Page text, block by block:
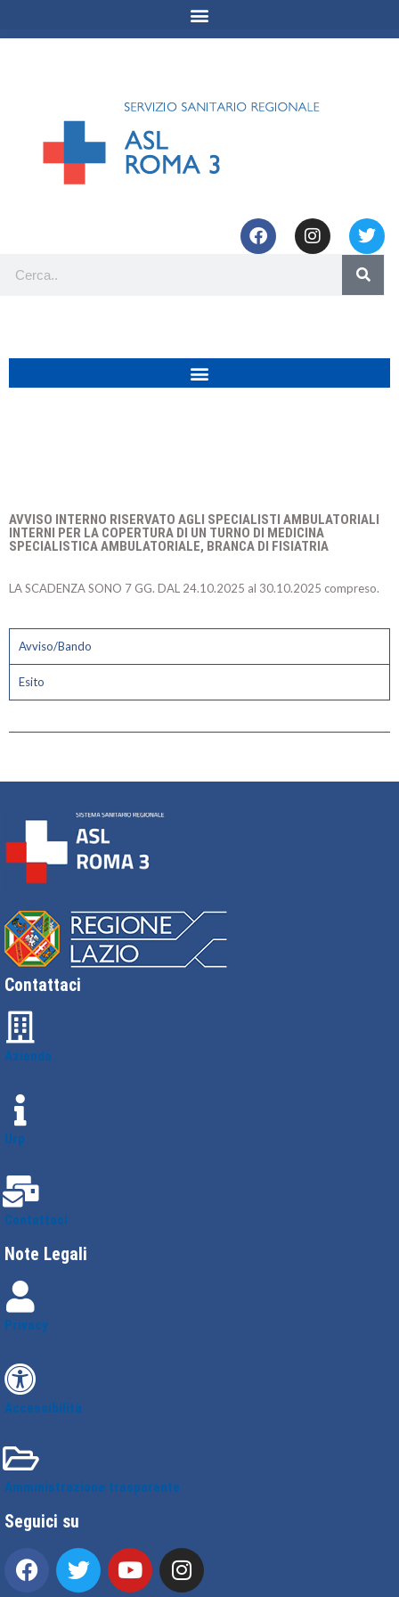
AVVISO INTERNO RISERVATO AGLI SPECIALISTI AMBULATORIALI
INTERNI PER LA COPERTURA DI UN TURNO DI MEDICINA
SPECIALISTICA AMBULATORIALE, BRANCA DI FISIATRIA
LA SCADENZA SONO 7 GG. DAL 24.10.2025 al 30.10.2025 compreso.
Avviso/Bando
Esito
Contattaci
Azienda
Urp
Contattaci
Note Legali
Privacy
Accessibilità
Amministrazione trasparente
Seguici su